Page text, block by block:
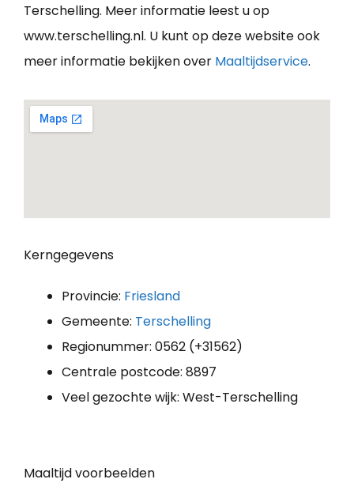
Terschelling. Meer informatie leest u op
www.terschelling.nl. U kunt op deze website ook
meer informatie bekijken over Maaltijdservice.
Kerngegevens
Provincie: Friesland
Gemeente: Terschelling
Regionummer: 0562 (+31562)
Centrale postcode: 8897
Veel gezochte wijk: West-Terschelling
Maaltijd voorbeelden